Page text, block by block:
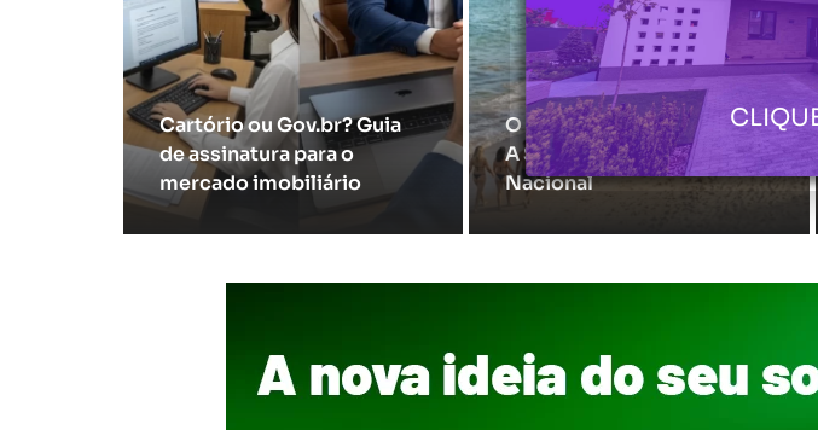
Cartório ou Gov.br? Guia
de assinatura para o
mercado imobiliário
O Fenômeno do Nordeste:
A Segunda Potência
Nacional